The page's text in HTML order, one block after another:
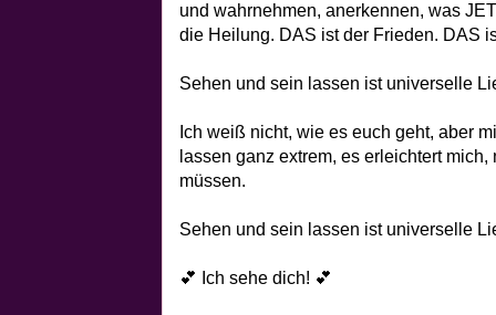
und wahrnehmen, anerkennen, was
die Heilung. DAS ist der Frieden. DAS
Sehen und sein lassen ist universelle
Ich weiß nicht, wie es euch geht, aber
lassen ganz extrem, es erleichtert
müssen.
Sehen und sein lassen ist universelle
💕 Ich sehe dich! 💕